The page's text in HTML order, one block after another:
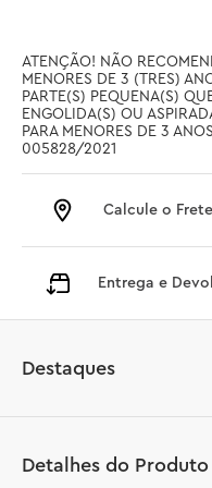
ATENÇÃO! NÃO
MENORES DE 3 (TRES)
PARTE(S) PEQUENA(S)
ENGOLIDA(S) OU
PARA MENORES DE 3 ANOS		 Nº de Registro:
005828/2021
Calcule o Frete
Entrega e
Destaques
Detalhes do Produto